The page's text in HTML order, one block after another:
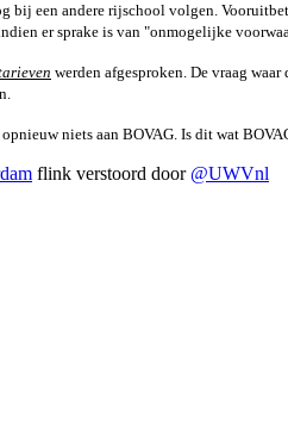
een andere rijschool volgen.
er sprake is van "onmogelijke
werden afgesproken. De vraag
niets aan BOVAG. Is dit wat
flink verstoord door @UWVnl